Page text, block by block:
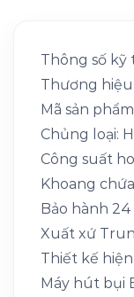
Thông số kỹ
Thương
Mã sản
Chủng loại:
Công suất
Khoang
Bảo hành
Xuất xứ
Thiết kế hiện
Máy hút bụi